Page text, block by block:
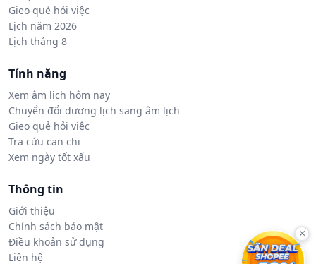
Gieo quẻ hỏi việc
Lịch năm 2026
Lịch tháng 8
Tính năng
Xem âm lịch hôm nay
Chuyển đổi dương lịch sang âm lịch
Gieo quẻ hỏi việc
Tra cứu can chi
Xem ngày tốt xấu
Thông tin
Giới thiệu
Chính sách bảo mật
Điều khoản sử dụng
Liên hệ
×